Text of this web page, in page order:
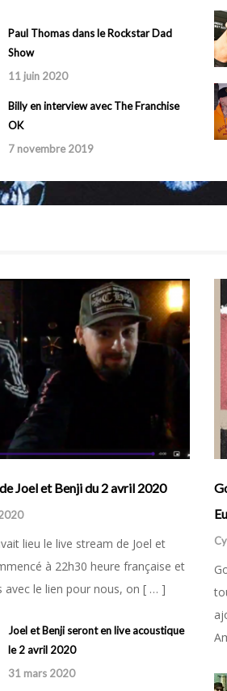
Paul Thomas dans le Rockstar Dad
Show
11 juin 2020
Billy en interview avec The Franchise
OK
7 novembre 2019
Joel et Benji du 2 avril 2020
lieu le live stream de Joel et
à 22h30 heure française et
avec le lien pour nous, on [ … ]
Joel et Benji seront en live acoustique
le 2 avril 2020
31 mars 2020